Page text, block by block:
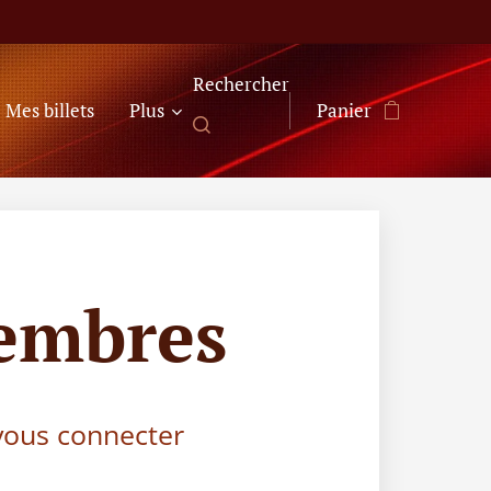
Mes billets Plus
Rechercher
Panier
connecter